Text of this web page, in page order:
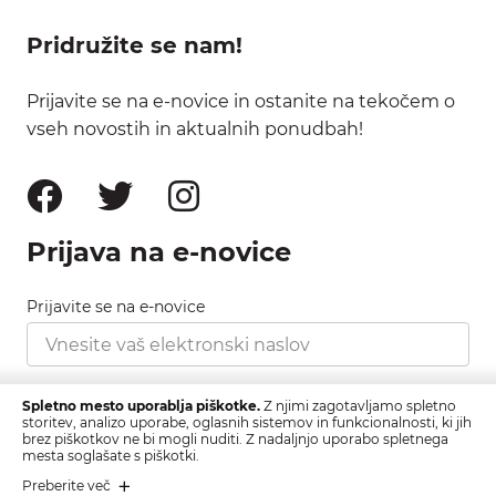
Pridružite se nam!
Prijavite se na e-novice in ostanite na tekočem o
vseh novostih in aktualnih ponudbah!
Prijava na e-novice
Prijavite se na e-novice
Strinjam se s pravilnikom zasebnosti, ki ga najdete
tukaj.
Spletno mesto uporablja piškotke. Z njimi zagotavljamo spletno
storitev, analizo uporabe, oglasnih sistemov in funkcionalnosti, ki jih
brez piškotkov ne bi mogli nuditi. Z nadaljnjo uporabo spletnega
mesta soglašate s piškotki.
Preberite več